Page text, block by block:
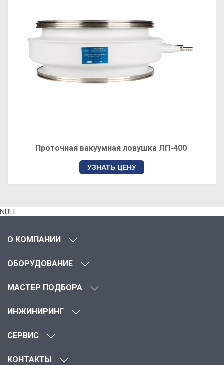
Проточная вакуумная ловушка ЛП-400
УЗНАТЬ ЦЕНУ
NULL
О КОМПАНИИ
ОБОРУДОВАНИЕ
МАСТЕР ПОДБОРА
ИНЖИНИРИНГ
СЕРВИС
КОНТАКТЫ